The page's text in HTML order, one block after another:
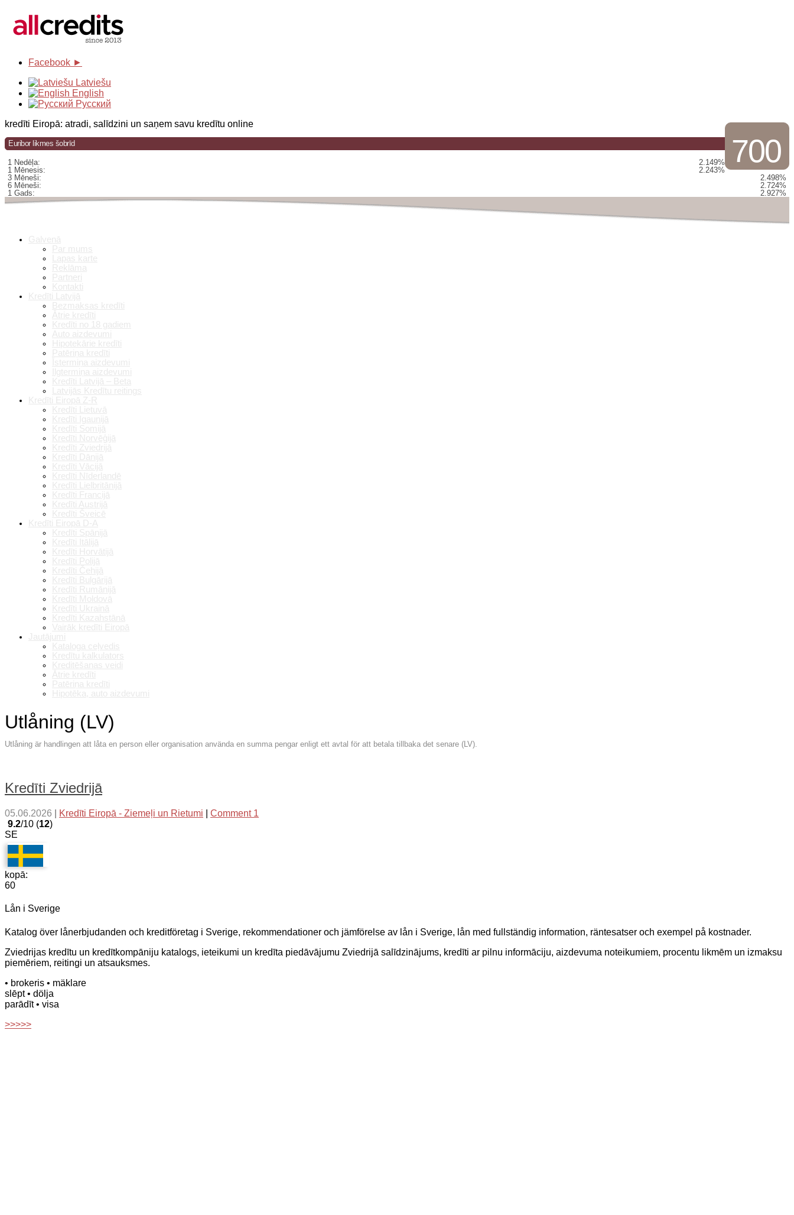
Facebook ►
Latviešu
English
Русский
700
kredīti Eiropā: atradi, salīdzini un saņem savu kredītu online
Euribor likmes šobrīd
1 Nedēļa:
2.149%
1 Mēnesis:
2.243%
3 Mēneši:
2.498%
6 Mēneši:
2.724%
1 Gads:
2.927%
Utlåning (LV)
Utlåning är handlingen att låta en person eller organisation använda en summa pengar enligt ett avtal för att betala tillbaka det senare (LV).
Kredīti Zviedrijā
05.06.2026 Kredīti Eiropā - Ziemeļi un Rietumi
Comment 1
9.2/10 (12)
SE
kopā:
60
Lån i Sverige
Katalog över lånerbjudanden och kreditföretag i Sverige, rekommendationer och jämförelse av lån i Sverige, lån med fullständig information, räntesatser och exempel på kostnader.
Zviedrijas kredītu un kredītkompāniju katalogs, ieteikumi un kredīta piedāvājumu Zviedrijā salīdzinājums, kredīti ar pilnu informāciju, aizdevuma noteikumiem, procentu likmēm un izmaksu
piemēriem, reitingi un atsauksmes.
• brokeris • mäklare
slēpt• dölja
parādīt• visa
>>>>>